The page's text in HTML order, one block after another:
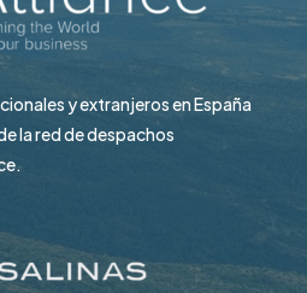
y extranjeros en España
la red de despachos